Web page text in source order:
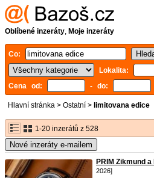
Oblíbené inzeráty, Moje inzeráty
Co:
Lokalita:
Cena od:
- do:
Hlavní stránka > Ostatní > limitovana edice
1-20 inzerátů z 528
Nové inzeráty e-mailem
PRIM Zikmund
2026]